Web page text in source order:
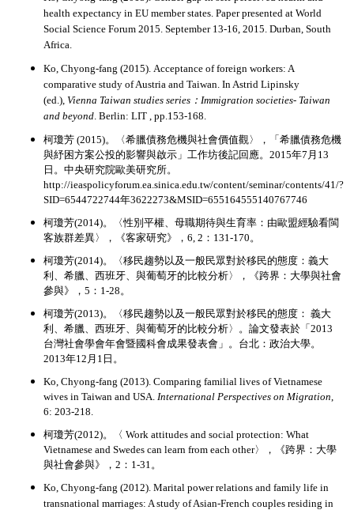
health expectancy in EU member states. Paper presented at World
Social Science Forum 2015. September 13-16, 2015. Durban, South
Africa.
Ko, Chyong-fang (2015). Acceptance of foreign workers: A
comparative study of Austria and Taiwan. In Astrid Lipinsky
(ed.), Vienna Taiwan studies series：Immigration societies- Taiwan
and beyond. Berlin: LIT , pp.153-168.
柯瓊芳 (2015)。〈希臘債務危機與社會價值觀〉，「希臘債務危機
與紓困方案公投的影響與啟示」工作坊後記回應。2015年7月13
日。中央研究院歐美研究所。
http://ieaspolicyforum.ea.sinica.edu.tw/content/seminar/contents/41/?
SID=6544722744年3622273&MSID=655164555140767746
柯瓊芳(2014)。〈性別平權、母職期待與生育率：由歐盟經驗看閩
客族群差異〉，《客家研究》，6, 2：131-170。
柯瓊芳(2014)。〈移民趨勢以及一般民眾對於移民的態度：義大
利、希臘、西班牙、與葡萄牙的比較分析〉，《跨界：大學與社會
參與》，5：1-28。
柯瓊芳(2013)。〈移民趨勢以及一般民眾對於移民的態度： 義大
利、希臘、西班牙、與葡萄牙的比較分析〉。論文發表於「2013
台灣社會學會年會暨國科會成果發表會」。台北：政治大學。
2013年12月1日。
Ko, Chyong-fang (2013). Comparing familial lives of Vietnamese
wives in Taiwan and USA. International Perspectives on Migration,
6: 203-218.
柯瓊芳(2012)。〈 Work attitudes and social protection: What
Vietnamese and Swedes can learn from each other〉，《跨界：大學
與社會參與》，2：1-31。
Ko, Chyong-fang (2012). Marital power relations and family life in
transnational marriages: A study of Asian-French couples residing in